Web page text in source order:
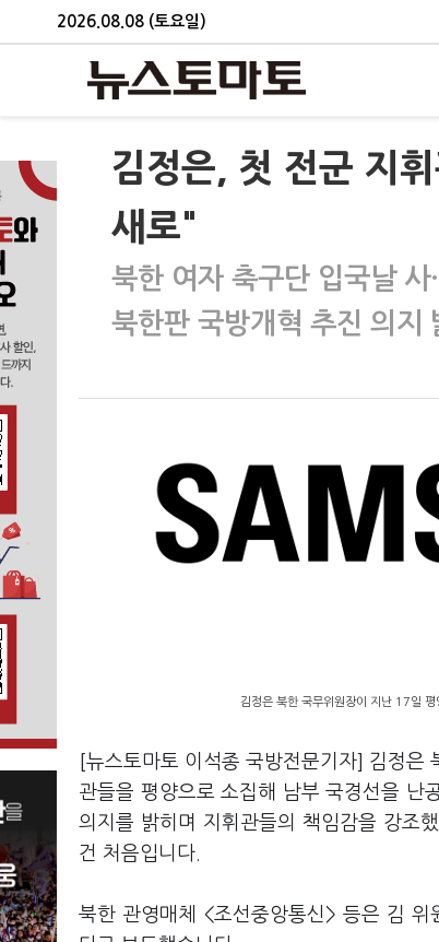
2026.08.08 (토요일)
김정은, 첫 전군 지
새로"
북한 여자 축구단 입국날 사
북한판 국방개혁 추진 의지
김정은 북한 국무위원장이 지난 17일
[뉴스토마토 이석종 국방전문기자] 김정은
관들을 평양으로 소집해 남부 국경선을 난
의지를 밝히며 지휘관들의 책임감을 강조
건 처음입니다.
북한 관영매체 <조선중앙통신> 등은 김